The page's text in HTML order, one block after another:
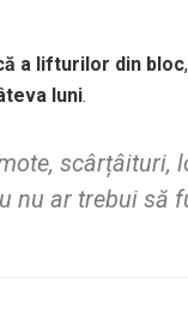
a lifturilor din bloc
luni.
scârțâituri,
ar trebui să